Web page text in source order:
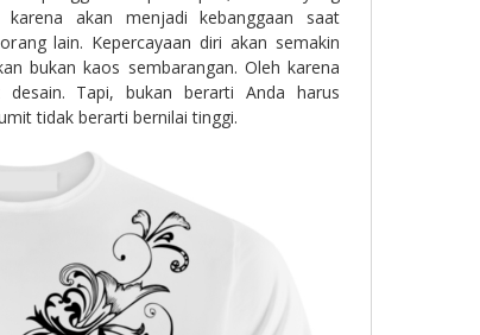
akan menjadi kebanggaan saat
lain. Kepercayaan diri akan semakin
bukan kaos sembarangan. Oleh karena
Tapi, bukan berarti Anda harus
tidak berarti bernilai tinggi.